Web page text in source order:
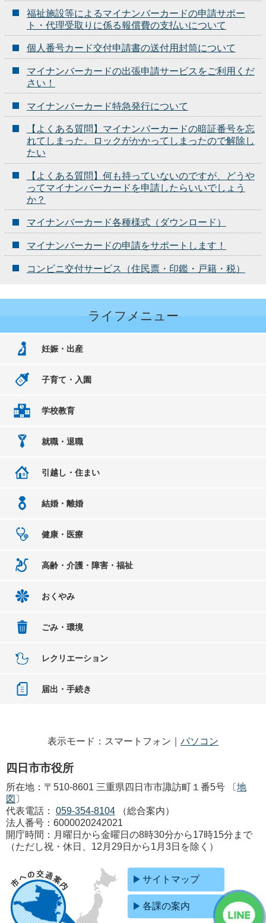
福祉施設等によるマイナンバーカードの申請サポー
ト・代理受取りに係る報償費の支払いについて
個人番号カード交付申請書の送付用封筒について
マイナンバーカードの出張申請サービスをご利用くだ
さい！
マイナンバーカード特急発行について
【よくある質問】マイナンバーカードの暗証番号を忘
れてしまった。ロックがかかってしまったので解除し
たい
【よくある質問】何も持っていないのですが、どうや
ってマイナンバーカードを申請したらいいでしょう
か？
マイナンバーカード各種様式（ダウンロード）
マイナンバーカードの申請をサポートします！
コンビニ交付サービス（住民票・印鑑・戸籍・税）
ライフメニュー
妊娠・出産
子育て・入園
学校教育
就職・退職
引越し・住まい
結婚・離婚
健康・医療
高齢・介護・障害・福祉
おくやみ
ごみ・環境
レクリエーション
届出・手続き
表示モード：スマートフォン｜ パソコン
四日市市役所
所在地：〒510-8601 三重県四日市市諏訪町１番5号 〔地
図 〕
代表電話：
059-354-8104
（総合案内）
法人番号：6000020242021
開庁時間：月曜日から金曜日の8時30分から17時15分まで
（ただし祝・休日、12月29日から1月3日を除く）
サイトマップ
各課の案内